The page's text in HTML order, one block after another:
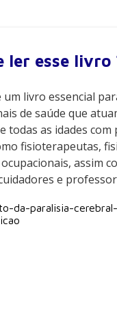
ler esse livro
um livro essencial
de saúde que
todas as idades com
fisioterapeutas,
assim
e